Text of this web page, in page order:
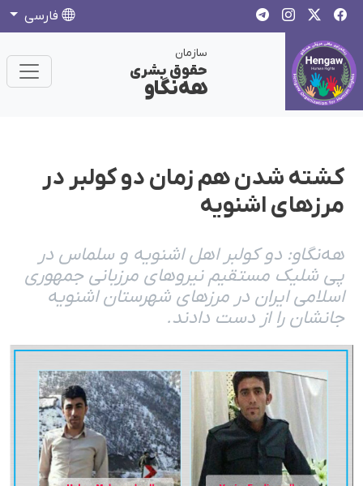
فارسی
سازمان
حقوق بشری
هەنگاو
کشته شدن هم زمان دو کولبر در
مرزهای اشنویه
هه‌نگاو: دو کولبر اهل اشنویه و سلماس در
پی شلیک مستقیم نیروهای مرزبانی جمهوری
اسلامی ایران در مرزهای شهرستان اشنویه
جانشان را از دست دادند.